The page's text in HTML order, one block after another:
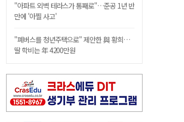
"아파트 외벽 테라스가 통째로"…준공 1년 반
만에 '아찔 사고'
"폐버스를 청년주택으로" 제안한 與 황희…
딸 학비는 年 4200만원